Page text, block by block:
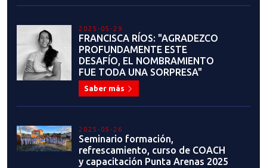
2025-05-29
FRANCISCA RÍOS: "AGRADEZCO
PROFUNDAMENTE ESTE
DESAFÍO, EL NOMBRAMIENTO
FUE TODA UNA SORPRESA"
Saber más
2025-05-26
Seminario formación,
refrescamiento, curso de COACH
y capacitación Punta Arenas 2025